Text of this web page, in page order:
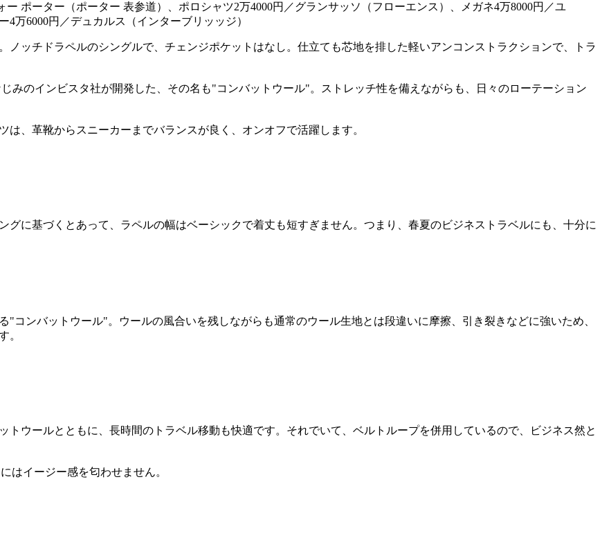
ポーター（ポーター 表参道）、ポロシャツ2万4000円／グランサッソ（フローエンス）、メガネ4万8000円／ユ
万6000円／デュカルス（インターブリッッジ）
ノッチドラペルのシングルで、チェンジポケットはなし。仕立ても芯地を排した軽いアンコンストラクションで、トラ
みのインビスタ社が開発した、その名も"コンバットウール"。ストレッチ性を備えながらも、日々のローテーション
、革靴からスニーカーまでバランスが良く、オンオフで活躍します。
に基づくとあって、ラペルの幅はベーシックで着丈も短すぎません。つまり、春夏のビジネストラベルにも、十分に
コンバットウール"。ウールの風合いを残しながらも通常のウール生地とは段違いに摩擦、引き裂きなどに強いため、
。
ウールとともに、長時間のトラベル移動も快適です。それでいて、ベルトループを併用しているので、ビジネス然と
はイージー感を匂わせません。